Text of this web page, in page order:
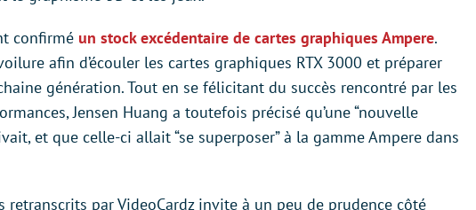
confirmé un stock excédentaire de cartes graphiques Ampere.
afin d’écouler les cartes graphiques RTX 3000 et préparer
génération. Tout en se félicitant du succès rencontré par les
Jensen Huang a toutefois précisé qu’une “nouvelle
et que celle-ci allait “se superposer” à la gamme Ampere dans
retranscrits par VideoCardz invite à un peu de prudence côté